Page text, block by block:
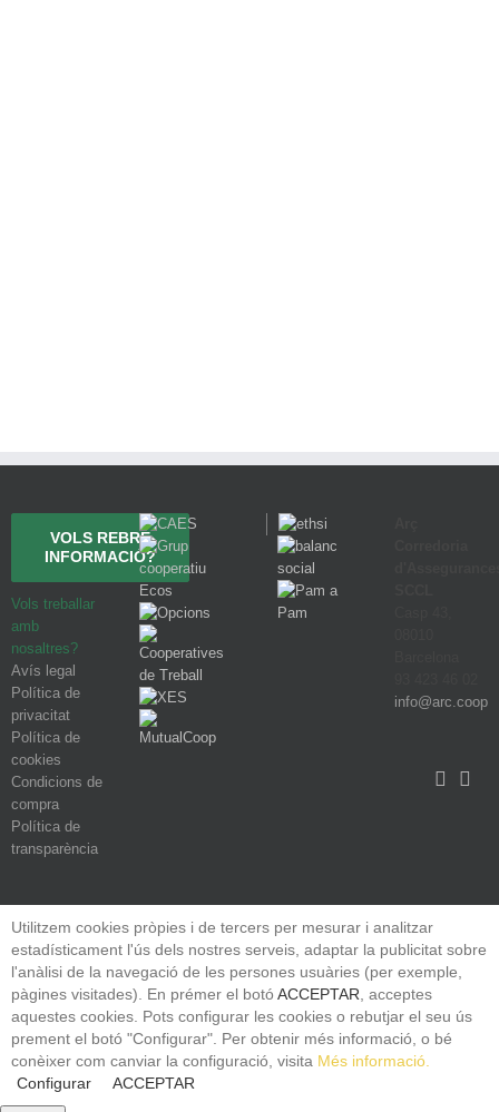
VOLS REBRE
INFORMACIÓ?
Vols treballar
amb
nosaltres?
Avís legal
Política de
privacitat
Política de
cookies
Condicions de
compra
Política de
transparència
info@arc.coop
Utilitzem cookies pròpies i de tercers per mesurar i analitzar
estadísticament l'ús dels nostres serveis, adaptar la publicitat sobre
l'anàlisi de la navegació de les persones usuàries (per exemple,
pàgines visitades). En prémer el botóACCEPTAR , acceptes
aquestes cookies. Pots configurar les cookies o rebutjar el seu ús
prement el botó "Configurar". Per obtenir més informació, o bé
conèixer com canviar la configuració, visita Més informació.
Configurar
ACCEPTAR